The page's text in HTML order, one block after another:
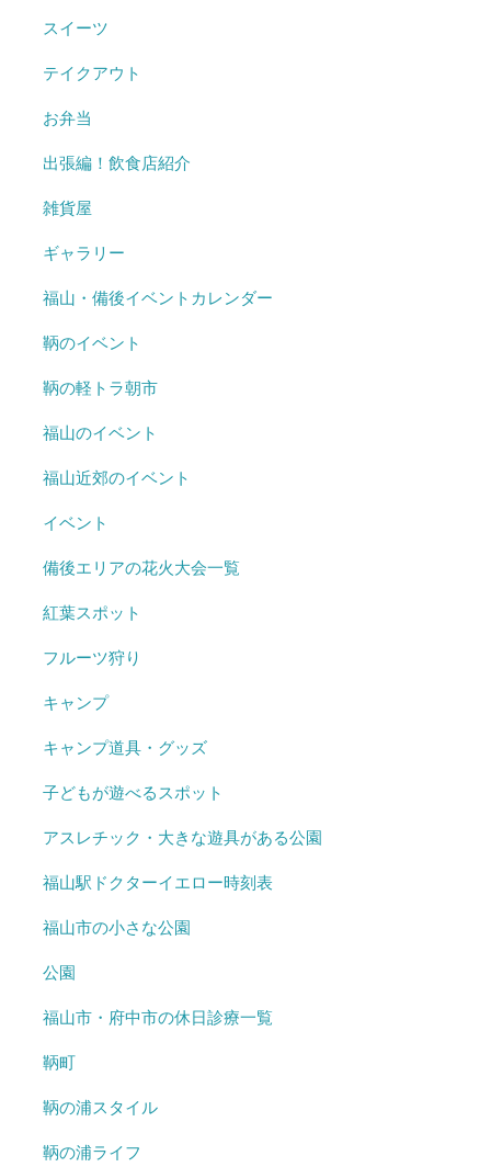
スイーツ
テイクアウト
お弁当
出張編！飲食店紹介
雑貨屋
ギャラリー
福山・備後イベントカレンダー
鞆のイベント
鞆の軽トラ朝市
福山のイベント
福山近郊のイベント
イベント
備後エリアの花火大会一覧
紅葉スポット
フルーツ狩り
キャンプ
キャンプ道具・グッズ
子どもが遊べるスポット
アスレチック・大きな遊具がある公園
福山駅ドクターイエロー時刻表
福山市の小さな公園
公園
福山市・府中市の休日診療一覧
鞆町
鞆の浦スタイル
鞆の浦ライフ